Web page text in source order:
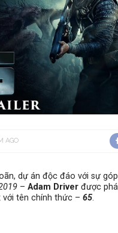
AGO
dự án độc đáo với sự
– Adam Driver được
với tên chính thức – 65.